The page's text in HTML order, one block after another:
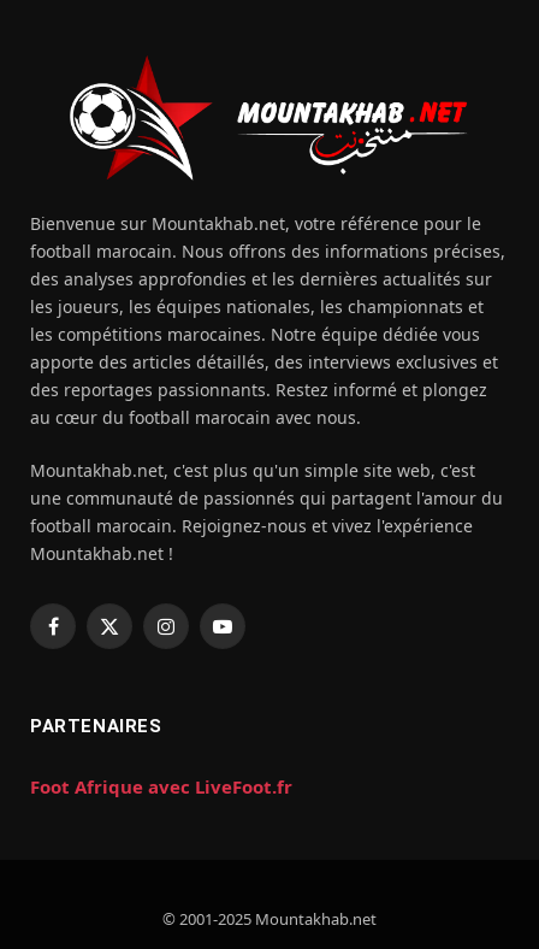
Bienvenue sur Mountakhab.net, votre référence pour le
football marocain. Nous offrons des informations précises,
des analyses approfondies et les dernières actualités sur
les joueurs, les équipes nationales, les championnats et
les compétitions marocaines. Notre équipe dédiée vous
apporte des articles détaillés, des interviews exclusives et
des reportages passionnants. Restez informé et plongez
au cœur du football marocain avec nous.
Mountakhab.net, c'est plus qu'un simple site web, c'est
une communauté de passionnés qui partagent l'amour du
football marocain. Rejoignez-nous et vivez l'expérience
Mountakhab.net !
Facebook
X
InstagramYouTube
PARTENAIRES
Foot Afrique avec LiveFoot.fr
© 2001-2025 Mountakhab.net